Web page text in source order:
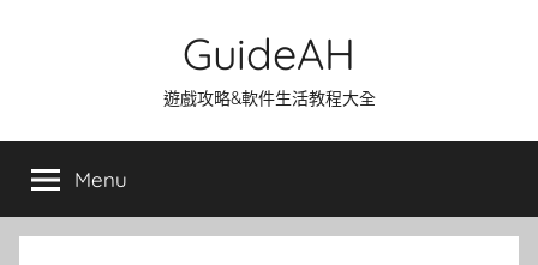
GuideAH
遊戲攻略&軟件生活教程大全
Menu